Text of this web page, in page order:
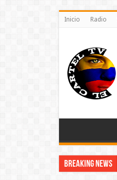
Inicio Radio
Breaking News